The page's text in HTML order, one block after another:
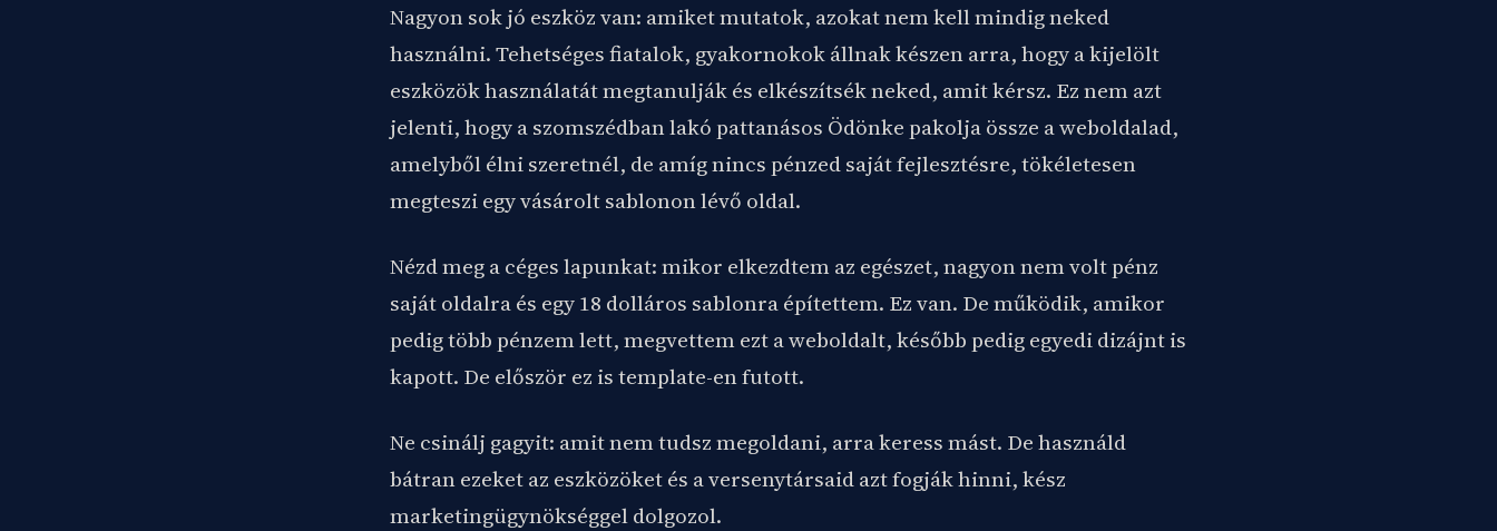
Nagyon sok jó eszköz van: amiket mutatok, azokat nem kell mindig neked
használni. Tehetséges fiatalok, gyakornokok állnak készen arra, hogy a kijelölt
eszközök használatát megtanulják és elkészítsék neked, amit kérsz. Ez nem azt
jelenti, hogy a szomszédban lakó pattanásos Ödönke pakolja össze a weboldalad,
amelyből élni szeretnél, de amíg nincs pénzed saját fejlesztésre, tökéletesen
megteszi egy vásárolt sablonon lévő oldal.
Nézd meg a céges lapunkat: mikor elkezdtem az egészet, nagyon nem volt pénz
saját oldalra és egy 18 dolláros sablonra építettem. Ez van. De működik, amikor
pedig több pénzem lett, megvettem ezt a weboldalt, később pedig egyedi dizájnt is
kapott. De először ez is template-en futott.
Ne csinálj gagyit: amit nem tudsz megoldani, arra keress mást. De használd
bátran ezeket az eszközöket és a versenytársaid azt fogják hinni, kész
marketingügynökséggel dolgozol.